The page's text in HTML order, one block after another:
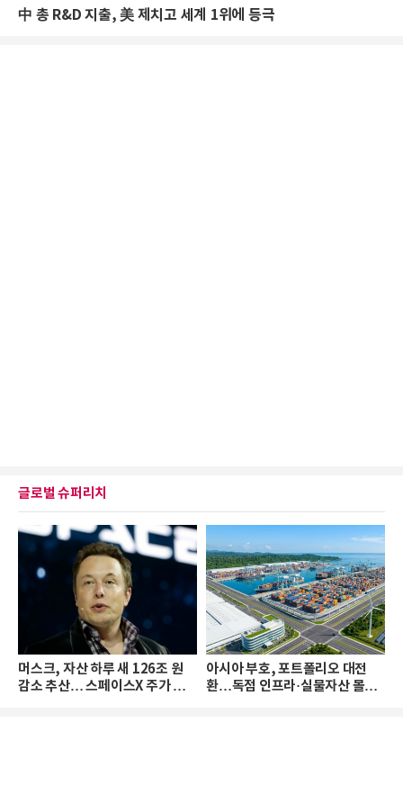
中 총 R&D 지출, 美 제치고 세계 1위에 등극
글로벌 슈퍼리치
머스크, 자산 하루 새 126조 원
감소 추산… 스페이스X 주가 하
아시아 부호, 포트폴리오 대전
환…독점 인프라·실물자산 몰린